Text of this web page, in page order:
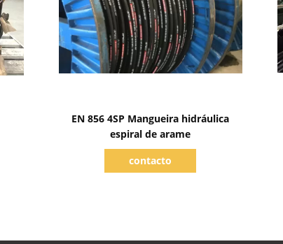
EN 856 4SP Mangueira hidráulica
espiral de arame
contacto